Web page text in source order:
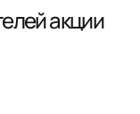
акции